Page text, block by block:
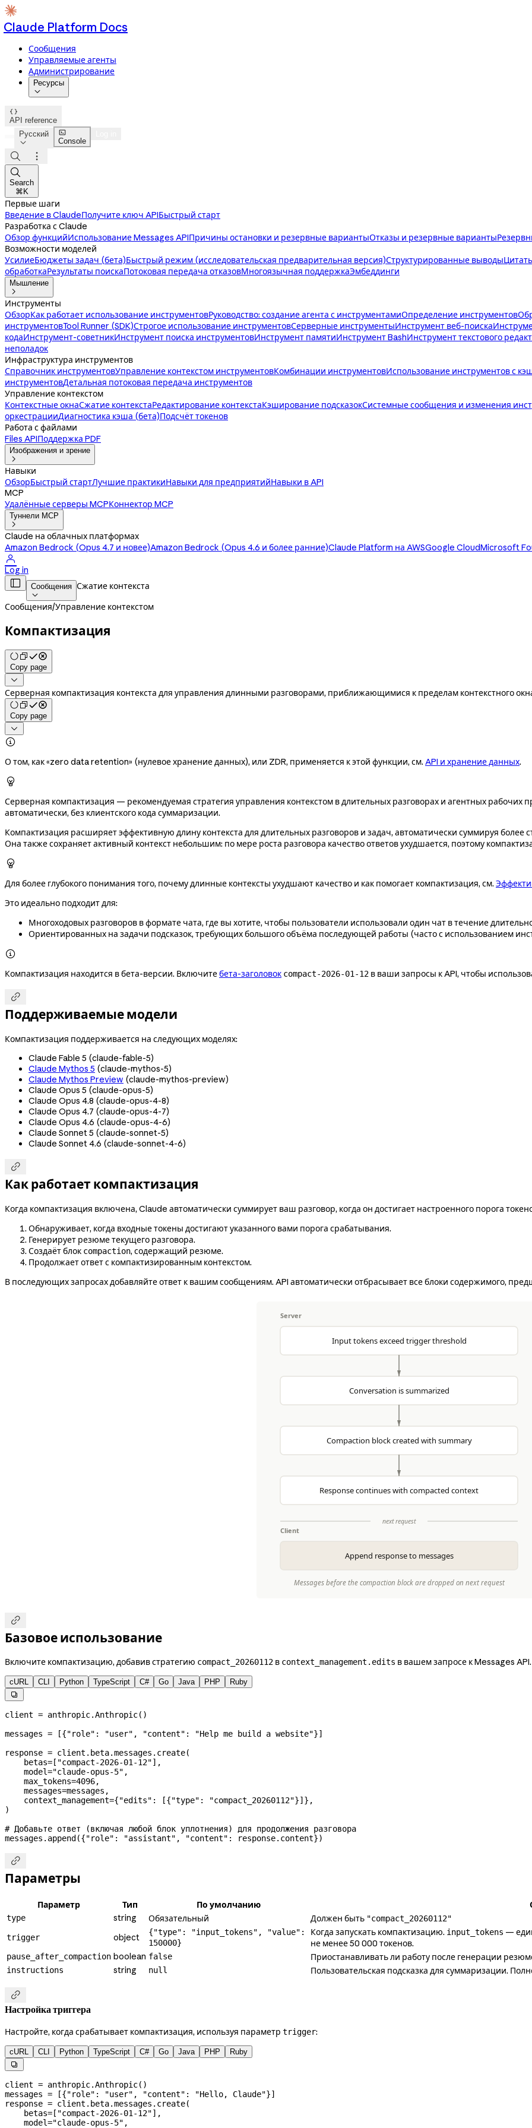
Claude Platform Docs
Сообщения
Управляемые агенты
Администрирование
Ресурсы


API reference
Русский


Console



Search
⌘K
Первые шаги
Введение в ClaudeПолучите ключ APIБыстрый старт
Разработка с Claude
Обзор функцийИспользование Messages APIПричины остановки и резервные вариантыОтказы и резервные варианты
Возможности моделей
УсилиеБюджеты задач (бета)Быстрый режим (исследовательская предварительная версия)Структурированные выводы
обработкаРезультаты поискаПотоковая передача отказовМногоязычная поддержкаЭмбеддинги
Мышление

Инструменты
ОбзорКак работает использование инструментовРуководство: создание агента с инструментамиОпределение инструментов
инструментовTool Runner (SDK)Строгое использование инструментовСерверные инструментыИнструмент веб-поиска
кодаИнструмент-советникИнструмент поиска инструментовИнструмент памятиИнструмент BashИнструмент текстового
неполадок
Инфраструктура инструментов
Справочник инструментовУправление контекстом инструментовКомбинации инструментовИспользование инструментов с
инструментовДетальная потоковая передача инструментов
Управление контекстом
Контекстные окнаСжатие контекстаРедактирование контекстаКэширование подсказокСистемные сообщения и изменения
оркестрацииДиагностика кэша (бета)Подсчёт токенов
Работа с файлами
Files APIПоддержка PDF
Изображения и зрение

Навыки
ОбзорБыстрый стартЛучшие практикиНавыки для предприятийНавыки в API
MCP
Удалённые серверы MCPКоннектор MCP
Туннели MCP

Claude на облачных платформах
Amazon Bedrock (Opus 4.7 и новее)Amazon Bedrock (Opus 4.6 и более ранние)Claude Platform на AWSGoogle CloudMicrosoft

Log in
 Сообщения

Сжатие контекста
Сообщения/Управление контекстом
Компактизация
Copy page

Серверная компактизация контекста для управления длинными разговорами, приближающимися к пределам контекстного
Copy page


О том, как «zero data retention» (нулевое хранение данных), или ZDR, применяется к этой функции, см. API и хранение данных.

Серверная компактизация — рекомендуемая стратегия управления контекстом в длительных разговорах и агентных рабочих
автоматически, без клиентского кода суммаризации.
Компактизация расширяет эффективную длину контекста для длительных разговоров и задач, автоматически суммируя более
Она также сохраняет активный контекст небольшим: по мере роста разговора качество ответов ухудшается, поэтому

Для более глубокого понимания того, почему длинные контексты ухудшают качество и как помогает компактизация, см.
Это идеально подходит для:
Многоходовых разговоров в формате чата, где вы хотите, чтобы пользователи использовали один чат в течение
Ориентированных на задачи подсказок, требующих большого объёма последующей работы (часто с использованием

Компактизация находится в бета-версии. Включитебета-заголовок compact-2026-01-12 в ваши запросы к API, чтобы

Поддерживаемые модели
Компактизация поддерживается на следующих моделях:
Claude Fable 5 (claude-fable-5)
Claude Mythos 5 (claude-mythos-5)
Claude Mythos Preview (claude-mythos-preview)
Claude Opus 5 (claude-opus-5)
Claude Opus 4.8 (claude-opus-4-8)
Claude Opus 4.7 (claude-opus-4-7)
Claude Opus 4.6 (claude-opus-4-6)
Claude Sonnet 5 (claude-sonnet-5)
Claude Sonnet 4.6 (claude-sonnet-4-6)

Как работает компактизация
Когда компактизация включена, Claude автоматически суммирует ваш разговор, когда он достигает настроенного порога
Обнаруживает, когда входные токены достигают указанного вами порога срабатывания.
Генерирует резюме текущего разговора.
Создаёт блок compaction, содержащий резюме.
Продолжает ответ с компактизированным контекстом.
В последующих запросах добавляйте ответ к вашим сообщениям. API автоматически отбрасывает все блоки содержимого,

Базовое использование
Включите компактизацию, добавив стратегию compact_20260112 в context_management.edits в вашем запросе к Messages API.
cURL CLI Python TypeScript C# Go Java PHP Ruby

client = anthropic.Anthropic()
messages = [{"role" : "user" , "content" : "Help me build a website"}]
response = client.beta.messages.create(
    betas
= [ "compact-2026-01-12"],
    model
="claude-opus-5" ,
    max_tokens
=4096,
    messages
=messages,
    context_management
={"edits" : [{"type" : "compact_20260112"}]},
)
# Добавьте ответ (включая любой блок уплотнения) для продолжения разговора
messages.append({"role" : "assistant" , "content" : response.content})

Параметры
Параметр Тип По умолчанию
type string Обязательный Должен быть "compact_20260112"
trigger
object
{"type": "input_tokens", "value":
150000}
Когда запускать компактизацию. input_tokens —
не менее 50 000 токенов.
pause_after_compaction boolean false Приостанавливать ли работу после генерации
instructions string null Пользовательская подсказка для суммаризации.

Настройка триггера
Настройте, когда срабатывает компактизация, используя параметр trigger:
cURL CLI Python TypeScript C# Go Java PHP Ruby

client = anthropic.Anthropic()
messages = [{"role" : "user" , "content" : "Hello, Claude"}]
response = client.beta.messages.create(
    betas
=[ "compact-2026-01-12"],
    model
="claude-opus-5" ,